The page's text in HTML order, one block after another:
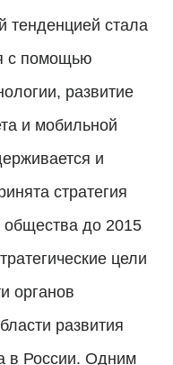
тенденцией стала
с помощью
развитие
и мобильной
и
стратегия
общества до 2015
цели
органов
развития
в России. Одним